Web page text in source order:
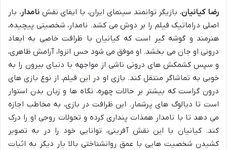
رضا کیانیان، بازیگر توانمند سینمای ایران، با ایفای نقشنامدار، بار
اصلی دراماتیک فیلم را بر دوش می کشد. نامدار، شخصیتی پیچیده،
هنرمند و گوشه گیر است که کیانیان با ظرافت خاصی به ابعاد
درونی او جان می بخشد. او موفق می شود حس انزوا، آرامش ظاهری،
و سپس کشمکش های درونی ناشی از مواجهه با دنیای بیرون را به
خوبی به تماشاگر منتقل کند. بازی او در این فیلم، از نوع بازی های
درون گراست که بیشتر بر حالات چهره، نگاه ها و زبان بدن استوار
است تا دیالوگ های پرشمار. این ظرافت در بازی، به مخاطب اجازه
می دهد تا با نامدار همذات پنداری کرده و تحولات روحی او را درک
کند. کیانیان با این نقش آفرینی، توانایی خود را در به تصویر
کشیدن شخصیت هایی با عمق روانشناختی بالا بار دیگر به اثبات